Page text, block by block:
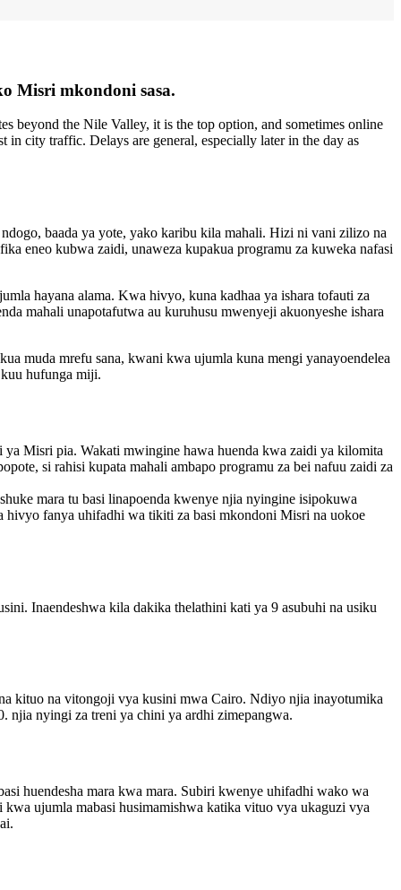
Misri mkondoni sasa.
beyond the Nile Valley, it is the top option, and sometimes online
city traffic. Delays are general, especially later in the day as
baada ya yote, yako karibu kila mahali. Hizi ni vani zilizo na
eneo kubwa zaidi, unaweza kupakua programu za kuweka nafasi
hayana alama. Kwa hivyo, kuna kadhaa ya ishara tofauti za
mahali unapotafutwa au kuruhusu mwenyeji akuonyeshe ishara
muda mrefu sana, kwani kwa ujumla kuna mengi yanayoendelea
hufunga miji.
Misri pia. Wakati mwingine hawa huenda kwa zaidi ya kilomita
si rahisi kupata mahali ambapo programu za bei nafuu zaidi za
mara tu basi linapoenda kwenye njia nyingine isipokuwa
hivyo fanya uhifadhi wa tikiti za basi mkondoni Misri na uokoe
Inaendeshwa kila dakika thelathini kati ya 9 asubuhi na usiku
kituo na vitongoji vya kusini mwa Cairo. Ndiyo njia inayotumika
njia nyingi za treni ya chini ya ardhi zimepangwa.
huendesha mara kwa mara. Subiri kwenye uhifadhi wako wa
ujumla mabasi husimamishwa katika vituo vya ukaguzi vya